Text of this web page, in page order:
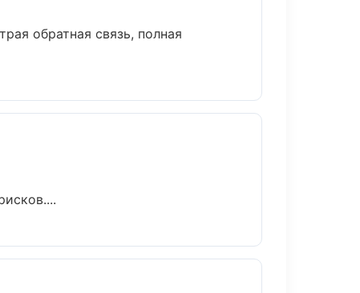
обратная связь, полная